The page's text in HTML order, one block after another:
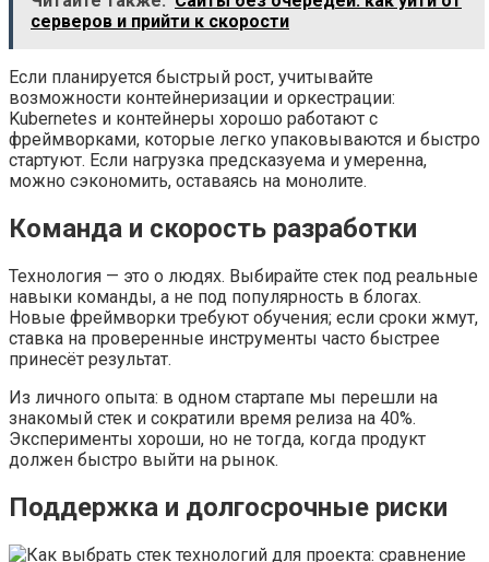
серверов и прийти к скорости
Если планируется быстрый рост, учитывайте
возможности контейнеризации и оркестрации:
Kubernetes и контейнеры хорошо работают с
фреймворками, которые легко упаковываются и быстро
стартуют. Если нагрузка предсказуема и умеренна,
можно сэкономить, оставаясь на монолите.
Команда и скорость разработки
Технология — это о людях. Выбирайте стек под реальные
навыки команды, а не под популярность в блогах.
Новые фреймворки требуют обучения; если сроки жмут,
ставка на проверенные инструменты часто быстрее
принесёт результат.
Из личного опыта: в одном стартапе мы перешли на
знакомый стек и сократили время релиза на 40%.
Эксперименты хороши, но не тогда, когда продукт
должен быстро выйти на рынок.
Поддержка и долгосрочные риски